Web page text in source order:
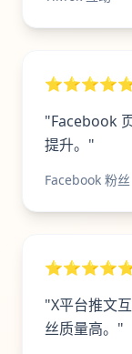
"Facebook
提升。"
Facebook 粉丝
"X平台推文
丝质量高。"